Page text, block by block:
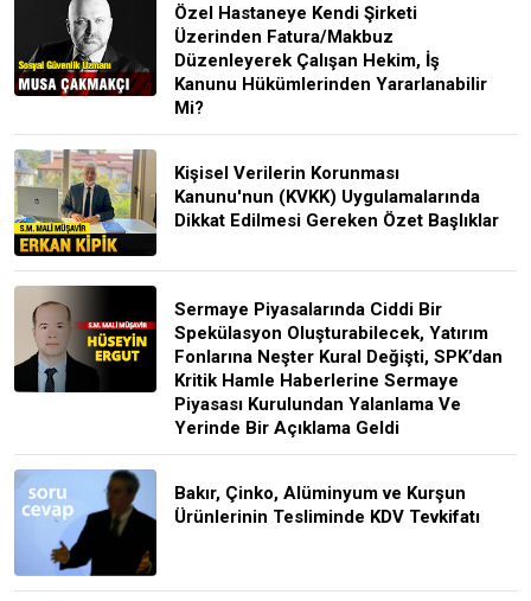
Özel Hastaneye Kendi Şirketi
Üzerinden Fatura/Makbuz
Düzenleyerek Çalışan Hekim, İş
Kanunu Hükümlerinden Yararlanabilir
Mi?
Kişisel Verilerin Korunması
Kanunu'nun (KVKK) Uygulamalarında
Dikkat Edilmesi Gereken Özet Başlıklar
Sermaye Piyasalarında Ciddi Bir
Spekülasyon Oluşturabilecek, Yatırım
Fonlarına Neşter Kural Değişti, SPK’dan
Kritik Hamle Haberlerine Sermaye
Piyasası Kurulundan Yalanlama Ve
Yerinde Bir Açıklama Geldi
Bakır, Çinko, Alüminyum ve Kurşun
Ürünlerinin Tesliminde KDV Tevkifatı